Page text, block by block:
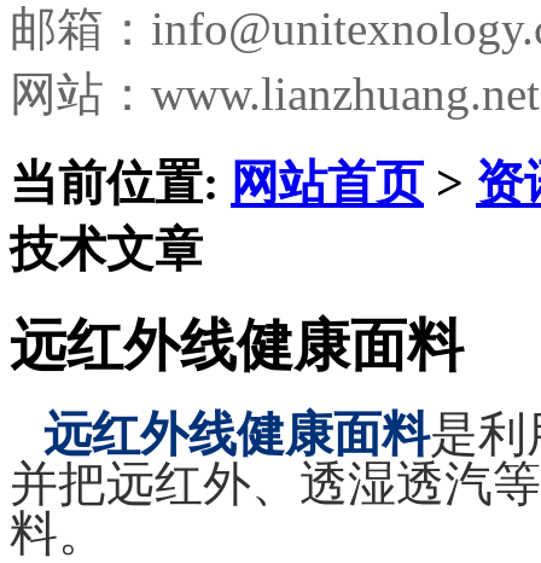
邮箱：
网站：www.lianzhuang.net
当前位置: 网站首页> 资
技术文章
远红外线健康面料
远红外线健康面料是利
并把远红外、透湿透汽
料。